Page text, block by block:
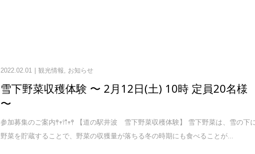
2022.02.01 観光情報 お知らせ
雪下野菜収穫体験 〜 2月12日(土) 10時 定員20名様
〜
参加募集のご案内𖤣𖥧𖥣𖡡𖥧𖤣 【道の駅井波 雪下野菜収穫体験】 雪下野菜は、雪の下
野菜を貯蔵することで、野菜の収獲量が落ちる冬の時期にも食べることが...